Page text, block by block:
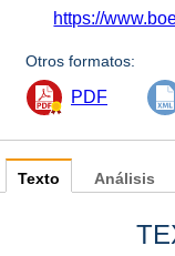
https://
Otros formatos:
PDF
Texto Análisis